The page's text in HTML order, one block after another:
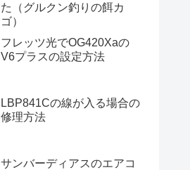
た（グルクン釣りの餌カ
ゴ）
フレッツ光でOG420Xaの
V6プラスの設定方法
LBP841Cの線が入る場合の
修理方法
サンバーディアスのエアコ